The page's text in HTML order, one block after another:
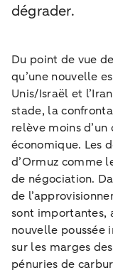
dégrader.
Du point de vue
qu’une nouvelle
Unis/Israël et
stade, la
relève moins
économique. Les
d’Ormuz comme
de négociation.
de
sont importantes,
nouvelle poussée
sur les marges
pénuries de